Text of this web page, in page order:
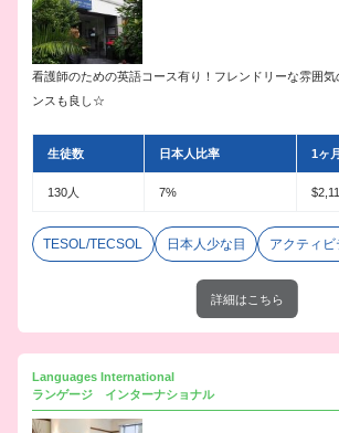
看護師のための英語コース有り！フレンドリーな雰囲気
ンスも良し☆
生徒数 日本人比率 1ヶ
130人 7%
TESOL/TECSOL 日本人少な目 アクティビ
詳細はこちら
Languages International
ランゲージ インターナショナル